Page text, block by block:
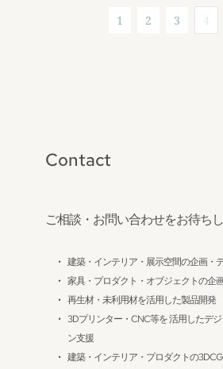
1 2 3 4
Contact
ご相談・お問い合わせをお待ちし
建築・インテリア・展示空間の企画・
家具・プロダクト・オブジェクトの企
再生材・未利用材を活用した製品開発
3Dプリンター・CNC等を 活用したデ
ン支援
建築・インテリア・プロダクトの